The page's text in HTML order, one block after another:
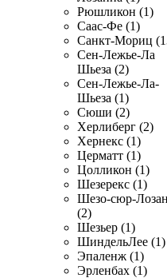
Рюшликон (1)
Саас-Фе (1)
Санкт-Мориц
Сен-Лежье-Ла
Шьеза (2)
Сен-Лежье-Ла-
Шьеза (1)
Сюши (2)
Херлиберг (2)
Хернекс (1)
Церматт (1)
Цолликон (1)
Шезерекс (1)
Шезо-сюр-
(2)
Шезьер (1)
ШиндельЛее (1)
Эпаленж (1)
Эрленбах (1)